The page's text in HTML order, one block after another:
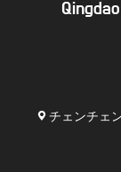
チェンチェ